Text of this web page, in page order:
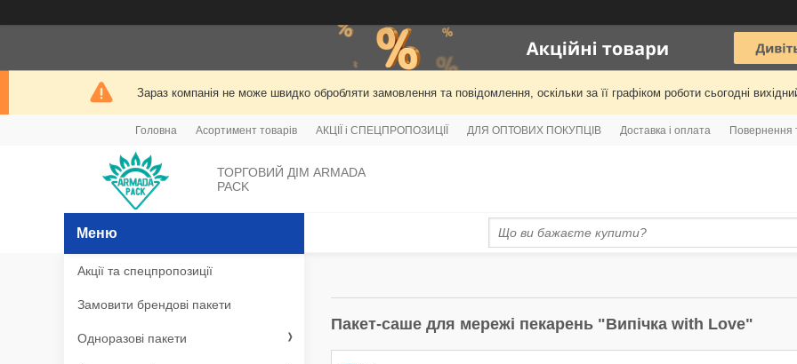
Зараз компанія не може швидко обробляти замовлення та повідомлення, оскільки за її графіком роботи сьогодні
Головна Асортимент товарів АКЦІЇ і СПЕЦПРОПОЗИЦІЇ ДЛЯ ОПТОВИХ ПОКУПЦІВ Доставка і оплата Повернення
ТОРГОВИЙ ДІМ ARMADA
PACK
Пакет-саше для мережі пекарень "Випічка with Love"
Акції та спецпропозиції
Замовити брендові пакети
Одноразові пакети